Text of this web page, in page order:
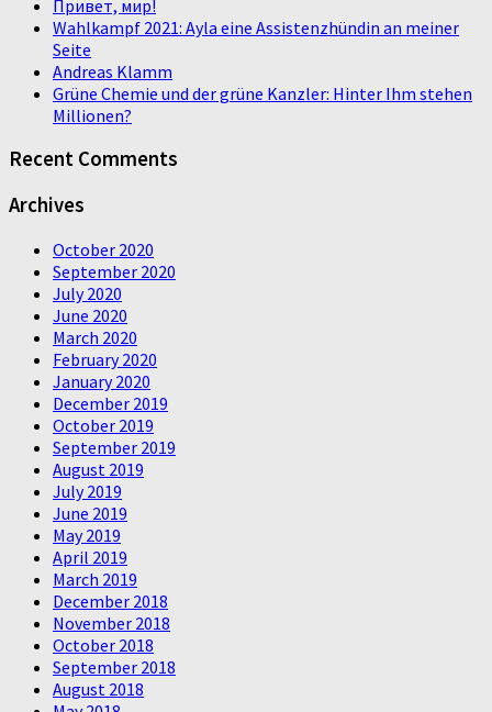
Привет, мир!
Wahlkampf 2021: Ayla eine Assistenzhündin an meiner
Seite
Andreas Klamm
Grüne Chemie und der grüne Kanzler: Hinter Ihm stehen
Millionen?
Recent Comments
Archives
October 2020
September 2020
July 2020
June 2020
March 2020
February 2020
January 2020
December 2019
October 2019
September 2019
August 2019
July 2019
June 2019
May 2019
April 2019
March 2019
December 2018
November 2018
October 2018
September 2018
August 2018